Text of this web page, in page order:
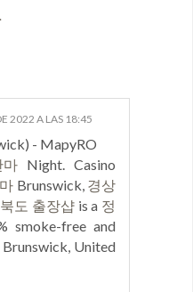
2022 A LAS 18:45
- MapyRO
마 Night. Casino
Brunswick, 경상
도 출장샵is a 정
smoke-free and
United